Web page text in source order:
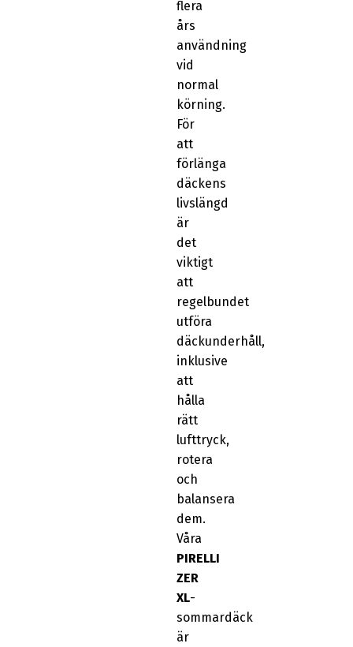
flera
års
användning
vid
normal
körning.
För
att
förlänga
däckens
livslängd
är
det
viktigt
att
regelbundet
utföra
däckunderhåll,
inklusive
att
hålla
rätt
lufttryck,
rotera
och
balansera
dem.
Våra
PIRELLI
ZER
XL-
sommardäck
är